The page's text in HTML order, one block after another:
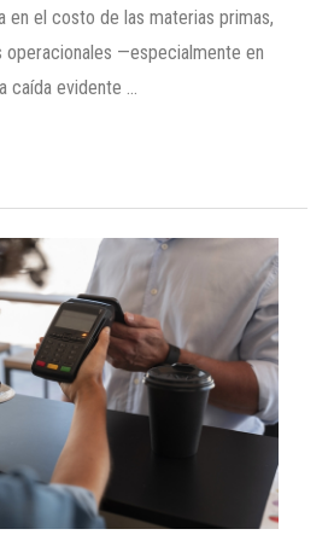
en el costo de las materias primas,
operacionales —especialmente en
caída evidente …